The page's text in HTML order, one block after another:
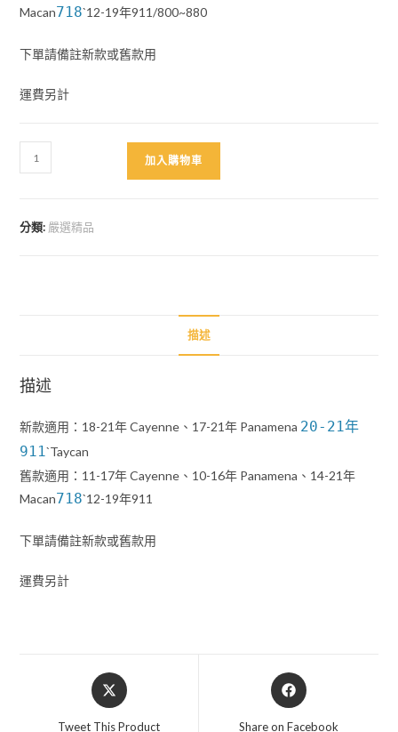
Macan718`12-19年911/800~880
下單請備註新款或舊款用
運費另計
色
號
加入購物車
分類: 嚴選精品
描述
描述
新款適用：18-21年 Cayenne、17-21年 Panamena 20-21年
911`Taycan
舊款適用：11-17年 Cayenne、10-16年 Panamena、14-21年
Macan718`12-19年911
下單請備註新款或舊款用
運費另計
Opens
in
Tweet This Product
Opens
in
Share on Facebook